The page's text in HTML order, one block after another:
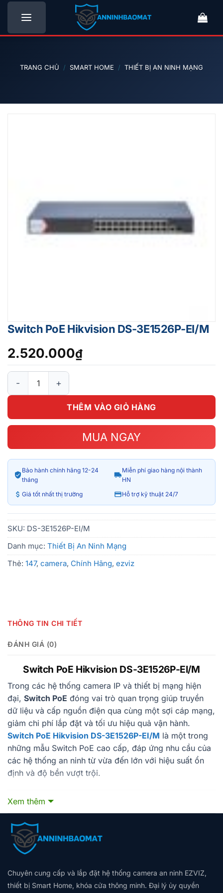
Bỏ
nội
TRANG CHỦ / SMART HOME / THIẾT BỊ AN NINH MẠNG
Switch PoE Hikvision DS-3E1526P-EI/M
2.520.000₫
THÊM VÀO GIỎ HÀNG
MUA NGAY
Bảo hành chính hãng 12-24
tháng
Miễn phí giao hàng nội thành
HN
Giá tốt nhất thị trường
Hỗ trợ kỹ thuật 24/7
SKU: DS-3E1526P-EI/M
Danh mục: Thiết Bị An Ninh Mạng
Thẻ: 147, camera, Chính Hãng, ezviz
THÔNG TIN CHI TIẾT
ĐÁNH GIÁ (0)
Switch PoE Hikvision DS-3E1526P-EI/M
Trong các hệ thống camera IP và thiết bị mạng hiện
đại, Switch PoE đóng vai trò quan trọng giúp truyền
dữ liệu và cấp nguồn điện qua cùng một sợi cáp mạng,
giảm chi phí lắp đặt và tối ưu hiệu quả vận hành.
Switch PoE Hikvision DS-3E1526P-EI/M là một trong
những mẫu Switch PoE cao cấp, đáp ứng nhu cầu của
các hệ thống an ninh từ vừa đến lớn với hiệu suất ổn
định và độ bền vượt trội.
1. Giới thiệu thương hiệu Hikvision và dòng Switch PoE
Hikvision là thương hiệu hàng đầu thế giới trong lĩnh
vực giải pháp an ninh, không chỉ nổi tiếng với camera
giám sát mà còn cung cấp nhiều thiết bị mạng chất
lượng cao, trong đó có
DS-3E1526P-EI/M được thiết kế để tối ưu hóa cho hệ
thống camera IP, đồng thời hỗ trợ các ứng dụng mạng
Xem thêm
Chuyên cung cấp và lắp đặt hệ thống camera an ninh EZVIZ,
thiết bị Smart Home, khóa cửa thông minh. Đại lý ủy quyền